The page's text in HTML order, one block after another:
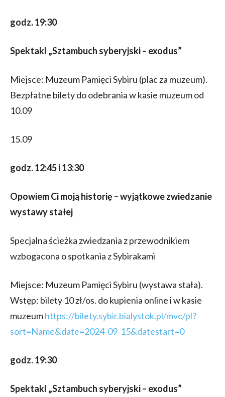
godz. 19:30
Spektakl „Sztambuch syberyjski – exodus”
Miejsce: Muzeum Pamięci Sybiru (plac za muzeum).
Bezpłatne bilety do odebrania w kasie muzeum od
10.09
15.09
godz. 12:45 i 13:30
Opowiem Ci moją historię – wyjątkowe zwiedzanie
wystawy stałej
Specjalna ścieżka zwiedzania z przewodnikiem
wzbogacona o spotkania z Sybirakami
Miejsce: Muzeum Pamięci Sybiru (wystawa stała).
Wstęp: bilety 10 zł/os. do kupienia online i w kasie
muzeumhttps://bilety.sybir.bialystok.pl/mvc/pl?
sort=Name&date=2024-09-15&datestart=0
godz. 19:30
Spektakl „Sztambuch syberyjski – exodus”